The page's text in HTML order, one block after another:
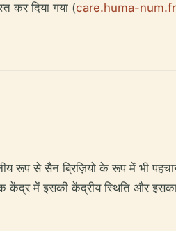
कर दिया गया (care.huma-num.fr
रूप से सैन ब्रिज़ियो के रूप में भी
केंद्र में इसकी केंद्रीय स्थिति और